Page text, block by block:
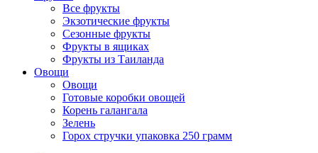
Все фрукты
Экзотические фрукты
Сезонные фрукты
Фрукты в ящиках
Фрукты из Таиланда
Овощи
Овощи
Готовые коробки овощей
Корень галангала
Зелень
Горох стручки упаковка 250 грамм